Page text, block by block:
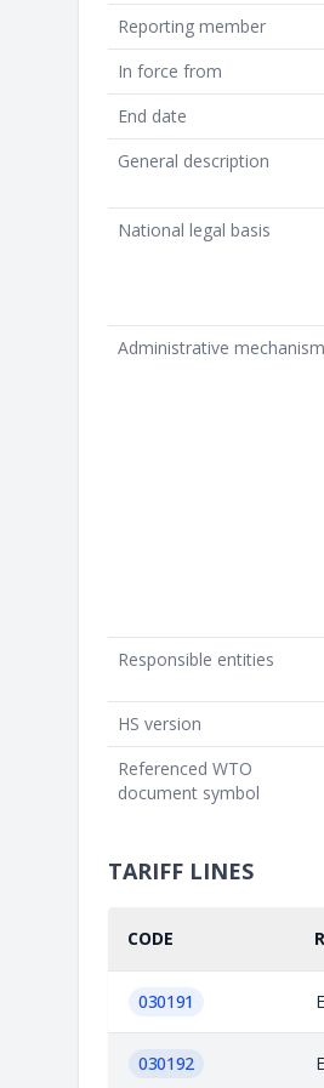
Reporting member
In force from
End date
General description
National legal basis
Administrative mechanism
Responsible entities
HS version
Referenced WTO
document symbol
TARIFF LINES
CODE
030191
030192